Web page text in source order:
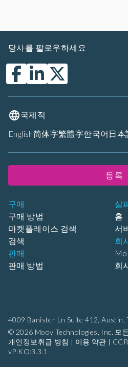
4009 Banister Ln Suite 412, Austin,
© 2026 Moov Technologies, Inc. 모
개인정보취급 방침 | 이용 약관 |
vP:KO:3.3.1
구매
구매 방법
마켓플레이스 검색
검색
판매
판매 방법
살
홈
서
회
회
당사를 팔로우하세요
국제적
English简体字繁體字한국어 日本
등록